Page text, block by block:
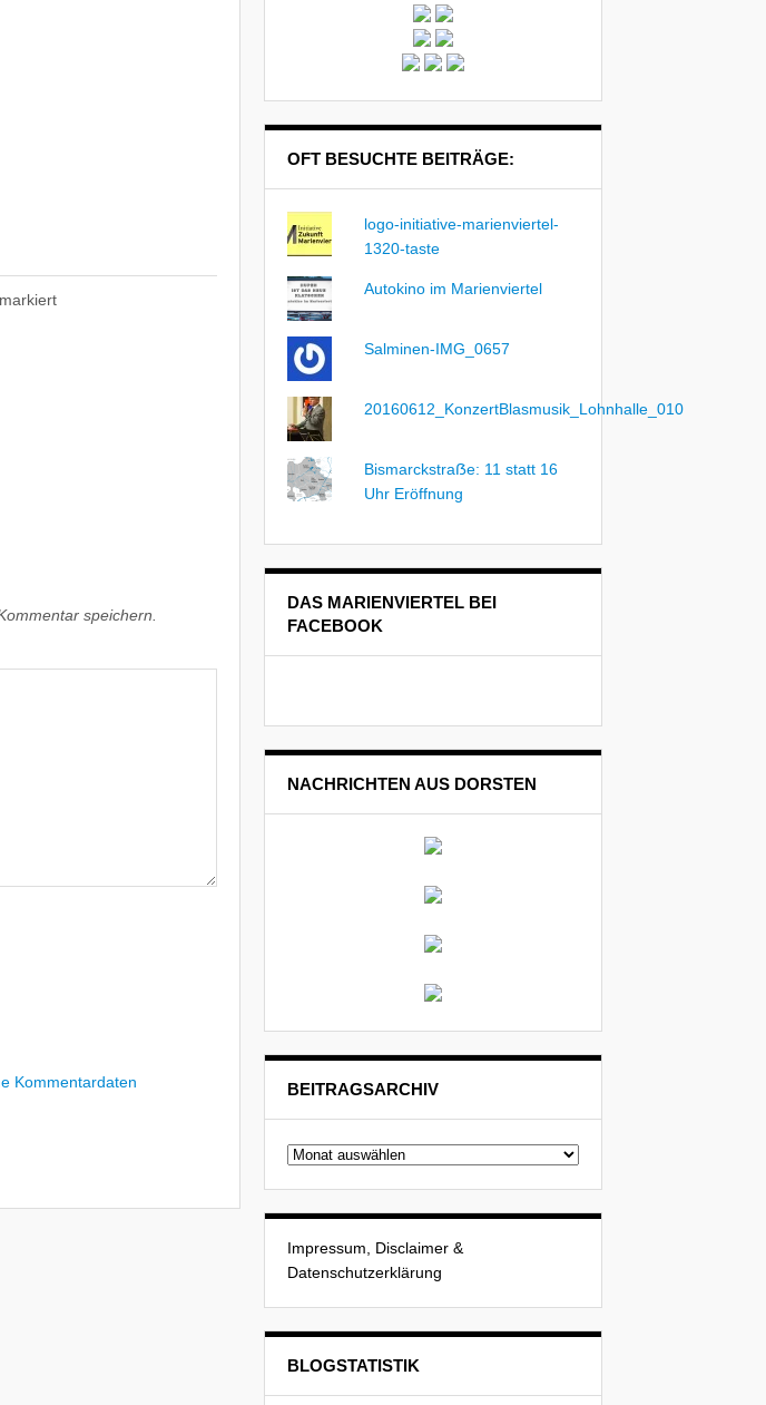
markiert
speichern.
Kommentardaten
OFT BESUCHTE BEITRÄGE:
logo-initiative-marienviertel-
1320-taste
Autokino im Marienviertel
Salminen-IMG_0657
20160612_KonzertBlasmusik_Lohnhalle_010
Bismarckstraẞe: 11 statt 16
Uhr Eröffnung
DAS MARIENVIERTEL BEI
FACEBOOK
NACHRICHTEN AUS DORSTEN
BEITRAGSARCHIV
Beitragsarchiv
Impressum, Disclaimer &
Datenschutzerklärung
BLOGSTATISTIK